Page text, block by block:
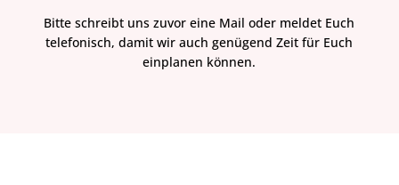
Bitte schreibt uns zuvor eine Mail oder meldet Euch
telefonisch, damit wir auch genügend Zeit für Euch
einplanen können.